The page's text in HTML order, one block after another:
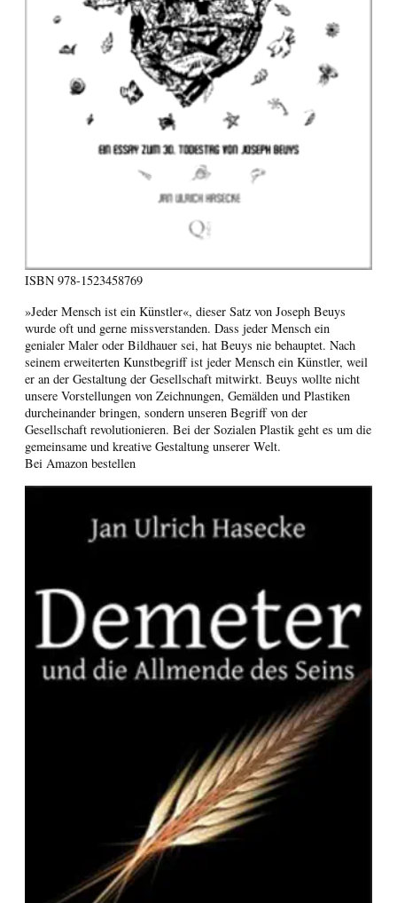
ISBN 978-1523458769
»Jeder Mensch ist ein Künstler«, dieser Satz von Joseph Beuys
wurde oft und gerne missverstanden. Dass jeder Mensch ein
genialer Maler oder Bildhauer sei, hat Beuys nie behauptet. Nach
seinem erweiterten Kunstbegriff ist jeder Mensch ein Künstler, weil
er an der Gestaltung der Gesellschaft mitwirkt. Beuys wollte nicht
unsere Vorstellungen von Zeichnungen, Gemälden und Plastiken
durcheinander bringen, sondern unseren Begriff von der
Gesellschaft revolutionieren. Bei der Sozialen Plastik geht es um die
gemeinsame und kreative Gestaltung unserer Welt.
Bei Amazon bestellen